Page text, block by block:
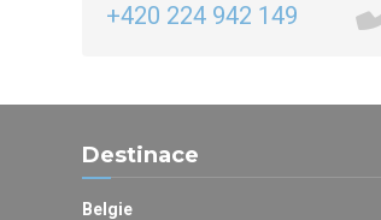
+420 224 942 149
Destinace
Belgie